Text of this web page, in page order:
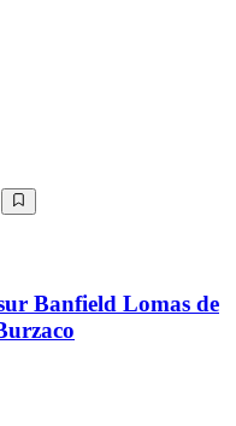
Banfield Lomas de